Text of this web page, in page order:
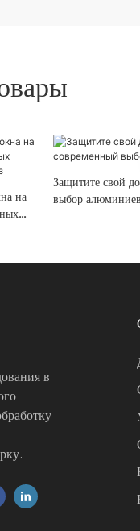
на
Защитите свой
выбор
в